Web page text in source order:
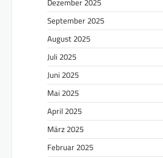
Dezember 2025
September 2025
August 2025
Juli 2025
Juni 2025
Mai 2025
April 2025
März 2025
Februar 2025